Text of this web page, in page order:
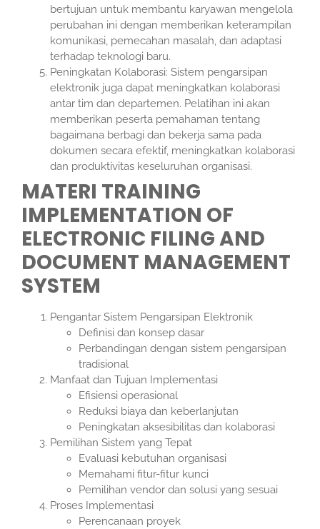
bertujuan untuk membantu karyawan mengelola
perubahan ini dengan memberikan keterampilan
komunikasi, pemecahan masalah, dan adaptasi
terhadap teknologi baru.
Peningkatan Kolaborasi: Sistem pengarsipan
elektronik juga dapat meningkatkan kolaborasi
antar tim dan departemen. Pelatihan ini akan
memberikan peserta pemahaman tentang
bagaimana berbagi dan bekerja sama pada
dokumen secara efektif, meningkatkan kolaborasi
dan produktivitas keseluruhan organisasi.
MATERI TRAINING
IMPLEMENTATION OF
ELECTRONIC FILING AND
DOCUMENT MANAGEMENT
SYSTEM
Pengantar Sistem Pengarsipan Elektronik
Definisi dan konsep dasar
Perbandingan dengan sistem pengarsipan
tradisional
Manfaat dan Tujuan Implementasi
Efisiensi operasional
Reduksi biaya dan keberlanjutan
Peningkatan aksesibilitas dan kolaborasi
Pemilihan Sistem yang Tepat
Evaluasi kebutuhan organisasi
Memahami fitur-fitur kunci
Pemilihan vendor dan solusi yang sesuai
Proses Implementasi
Perencanaan proyek